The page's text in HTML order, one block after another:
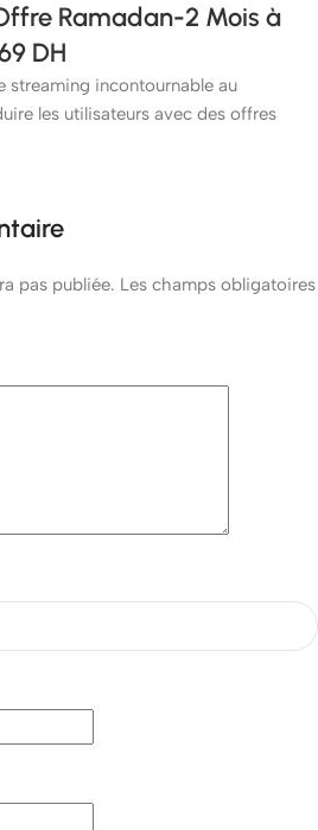
Ramadan-2 Mois à
DH
streaming incontournable au
les utilisateurs avec des offres
pas publiée. Les champs obligatoires